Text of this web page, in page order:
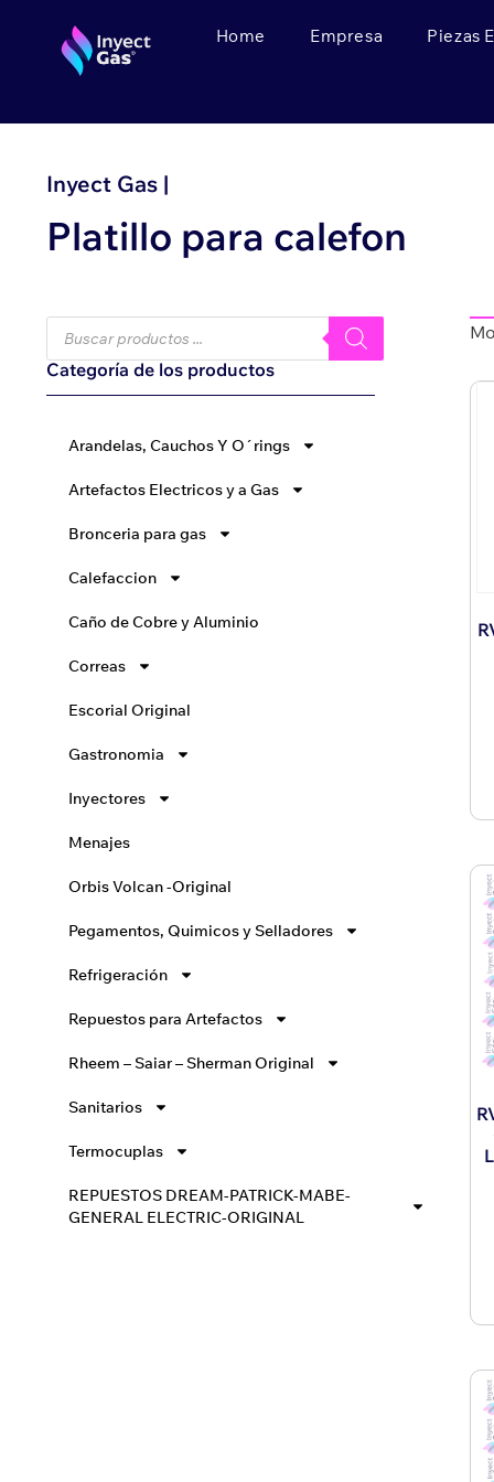
Home Empresa Piezas
Inyect Gas |
Platillo para calefon
Categoría de los productos
Arandelas, Cauchos Y O´rings
Artefactos Electricos y a Gas
Bronceria para gas
Calefaccion
Caño de Cobre y Aluminio
Correas
Escorial Original
Gastronomia
Inyectores
Menajes
Orbis Volcan -Original
Pegamentos, Quimicos y Selladores
Refrigeración
Repuestos para Artefactos
Rheem – Saiar – Sherman Original
Sanitarios
Termocuplas
REPUESTOS DREAM-PATRICK-MABE-
GENERAL ELECTRIC-ORIGINAL